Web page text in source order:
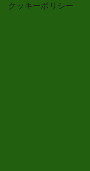
クッキーポリシー